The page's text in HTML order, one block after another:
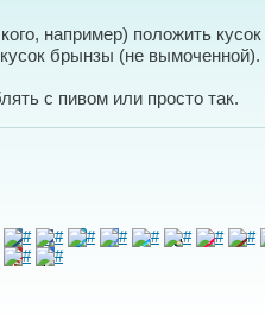
например) положить кусок
брынзы (не
с пивом или просто так.